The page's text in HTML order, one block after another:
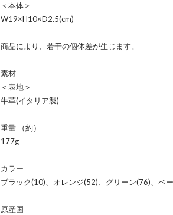
＜本体＞
W19×H10×D2.5(cm)
商品により、若干の個体差が生じます。
素材
＜表地＞
牛革(イタリア製)
重量 （約）
177g
カラー
ブラック(10)、オレンジ(52)、グリーン(76)、ベ
原産国